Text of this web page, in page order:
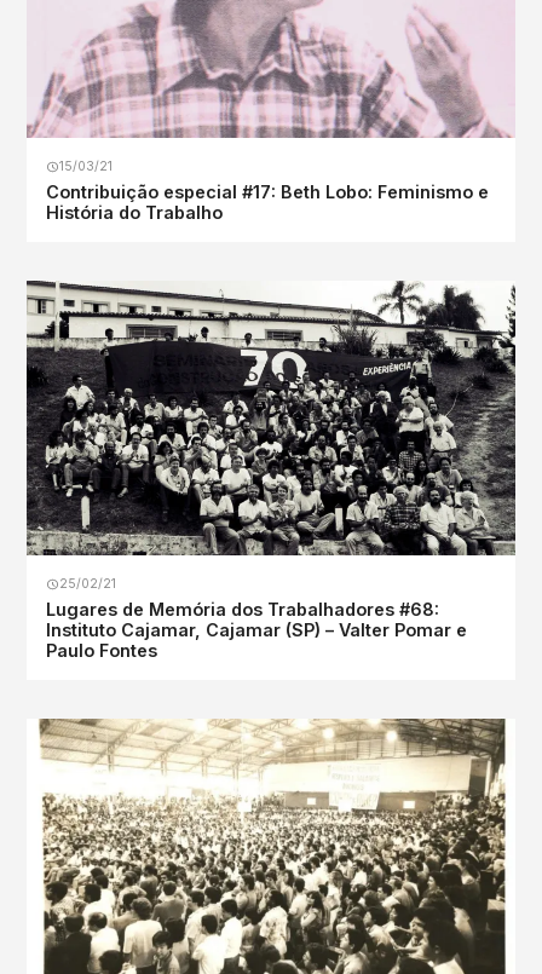
15/03/21
Contribuição especial #17: Beth Lobo: Feminismo e
História do Trabalho
25/02/21
Lugares de Memória dos Trabalhadores #68:
Instituto Cajamar, Cajamar (SP) – Valter Pomar e
Paulo Fontes